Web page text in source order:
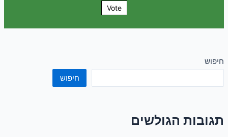
Vote
חיפוש
חיפוש
תגובות הגולשים